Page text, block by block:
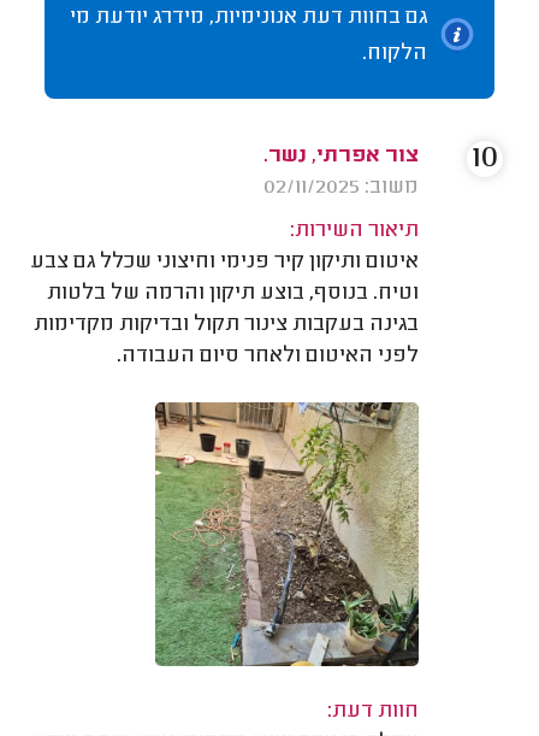
גם בחוות דעת אנונימיות, מידרג יודעת מי
הלקוח.
צור אפרתי, נשר.
משוב: 02/11/2025
תיאור השירות:
איטום ותיקון קיר פנימי וחיצוני שכלל גם צבע
וטיח. בנוסף, בוצע תיקון והרמה של בלטות
בגינה בעקבות צינור תקול ובדיקות מקדימות
לפני האיטום ולאחר סיום העבודה.
חוות דעת:
10